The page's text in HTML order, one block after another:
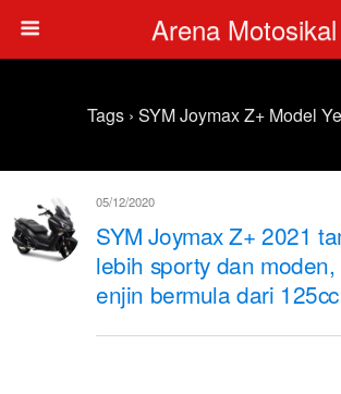
Arena Motosikal
Tags › SYM Joymax Z+ Model
05/12/2020
SYM Joymax Z+ 2021
lebih sporty dan
enjin bermula dari 125cc